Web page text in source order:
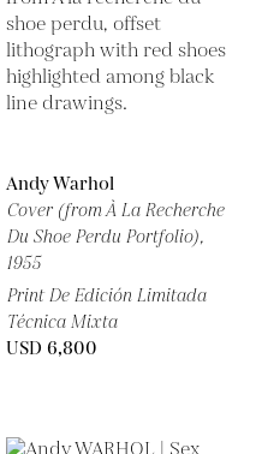
Andy Warhol
Cover (from À La Recherche
Du Shoe Perdu Portfolio),
1955
Print De Edición Limitada
Técnica Mixta
USD 6,800